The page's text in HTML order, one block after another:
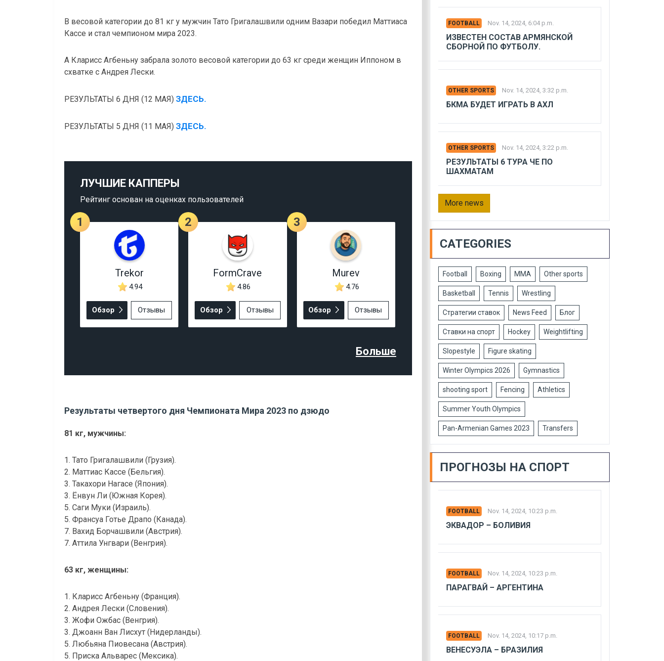
В весовой категории до 81 кг у мужчин Тато Григалашвили одним Вазари победил Маттиаса
Кассе и стал чемпионом мира 2023.
А Кларисс Агбеньну забрала золото весовой категории до 63 кг среди женщин Иппоном в
схватке с Андрея Лески.
РЕЗУЛЬТАТЫ 6 ДНЯ (12 МАЯ) ЗДЕСЬ.
РЕЗУЛЬТАТЫ 5 ДНЯ (11 МАЯ) ЗДЕСЬ.
ЛУЧШИЕ КАППЕРЫ
Рейтинг основан на оценках пользователей
1
Trekor
4.94
Обзор Отзывы
2
FormCrave
4.86
Обзор Отзывы
3
Murev
4.76
Обзор Отзывы
Больше
Результаты четвертого дня Чемпионата Мира 2023 по дзюдо
81 кг, мужчины:
1. Тато Григалашвили (Грузия).
2. Маттиас Кассе (Бельгия).
3. Такахори Нагасе (Япония).
3. Ёнвун Ли (Южная Корея).
5. Саги Муки (Израиль).
5. Франсуа Готье Драпо (Канада).
7. Вахид Борчашвили (Австрия).
7. Аттила Унгвари (Венгрия).
63 кг, женщины:
1. Кларисс Агбеньну (Франция).
2. Андрея Лески (Словения).
3. Жофи Ожбас (Венгрия).
3. Джоанн Ван Лисхут (Нидерланды).
5. Любьяна Пиовесана (Австрия).
5. Приска Альварес (Мексика).
FOOTBALL Nov. 14, 2024, 6:04 p.m.
ИЗВЕСТЕН СОСТАВ АРМЯНСКОЙ
СБОРНОЙ ПО ФУТБОЛУ.
OTHER SPORTS Nov. 14, 2024, 3:32 p.m.
БКМА БУДЕТ ИГРАТЬ В АХЛ
OTHER SPORTS Nov. 14, 2024, 3:22 p.m.
РЕЗУЛЬТАТЫ 6 ТУРА ЧЕ ПО
ШАХМАТАМ
More news
CATEGORIES
Football Boxing MMA Other sports
Basketball Tennis Wrestling
Стратегии ставок News Feed Блог
Ставки на спорт Hockey Weightlifting
Slopestyle Figure skating
Winter Olympics 2026 Gymnastics
shooting sport Fencing Athletics
Summer Youth Olympics
Pan-Armenian Games 2023 Transfers
ПРОГНОЗЫ НА СПОРТ
FOOTBALL Nov. 14, 2024, 10:23 p.m.
ЭКВАДОР – БОЛИВИЯ
FOOTBALL Nov. 14, 2024, 10:23 p.m.
ПАРАГВАЙ – АРГЕНТИНА
FOOTBALL Nov. 14, 2024, 10:17 p.m.
ВЕНЕСУЭЛА – БРАЗИЛИЯ